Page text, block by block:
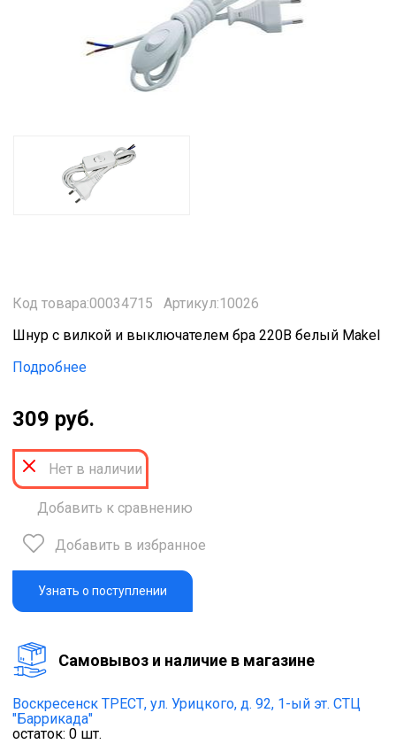
Код товара:00034715
Артикул:10026
Шнур с вилкой и выключателем бра 220В белый Makel
Подробнее
309 руб.
Нет в наличии
Добавить к сравнению
Добавить в избранное
Узнать о поступлении
Cамовывоз и наличие в магазине
Воскресенск ТРЕСТ, ул. Урицкого, д. 92, 1-ый эт. СТЦ
"Баррикада"
остаток: 0 шт.